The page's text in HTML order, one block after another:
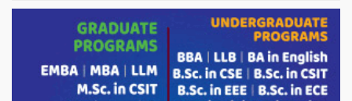
চন্দনাইশের হাশিমপুর ৪ নং ওয়ার্ডে ৫’শতাধিক
হতদরিদ্র পরিবারের মাঝে খাদ্যসামগ্রী বিতরণ
করেন মনজুর মোরশেদ
পরিবেশ রক্ষায় পাটগ্রামে ইহসান ইয়ুথ
সার্কেলের বৃক্ষরোপণ